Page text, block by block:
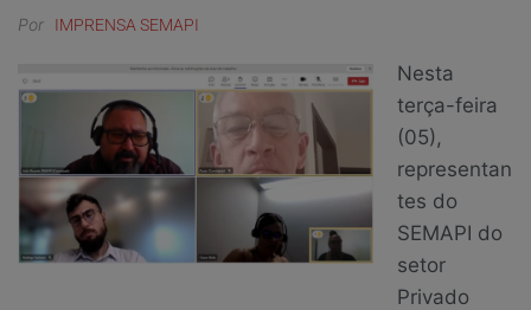
Por IMPRENSA SEMAPI
Nesta
terça-feira
(05),
representan
tes do
SEMAPI do
setor
Privado